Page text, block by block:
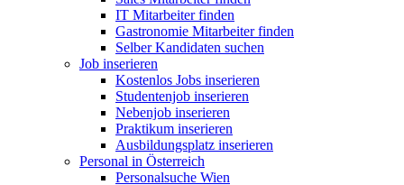
IT Mitarbeiter finden
Gastronomie Mitarbeiter finden
Selber Kandidaten suchen
Job inserieren
Kostenlos Jobs inserieren
Studentenjob inserieren
Nebenjob inserieren
Praktikum inserieren
Ausbildungsplatz inserieren
Personal in Österreich
Personalsuche Wien